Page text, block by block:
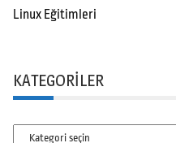
Linux Eğitimleri
KATEGORILER
Kategoriler